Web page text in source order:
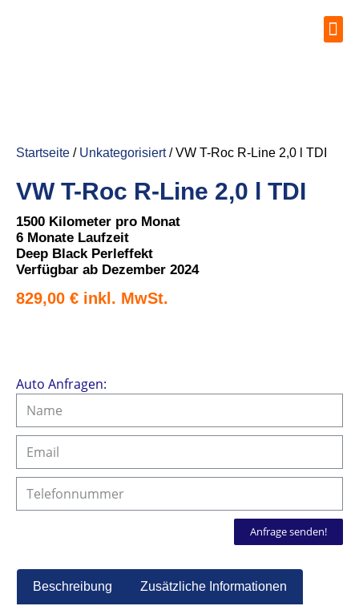
Startseite / Unkategorisiert/ VW T-Roc R-Line 2,0 l TDI
VW T-Roc R-Line 2,0 l TDI
1500 Kilometer pro Monat
6 Monate Laufzeit
Deep Black Perleffekt
Verfügbar ab Dezember 2024
829,00 €
Auto Anfragen:
Anfrage senden!
Beschreibung Zusätzliche Informationen